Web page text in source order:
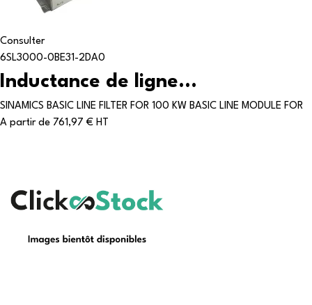
Consulter
6SL3000-0BE31-2DA0
Inductance de ligne...
SINAMICS BASIC LINE FILTER FOR 100 KW BASIC LINE MODULE FOR
A partir de 761,97 € HT